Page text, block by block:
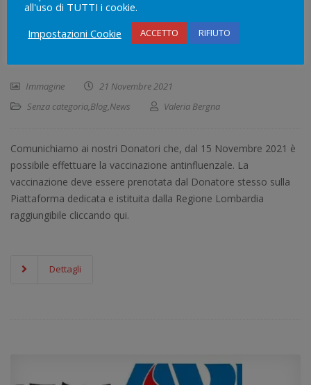
VACCINO ANTINFLUENZALE PER I DONATORI DI
Immagine
21 Novembre 2021
Senza categoria,Blog,News Valeria Bergna
Comunichiamo ai nostri Donatori che, dal 15 Novembre 2021 è
possibile effettuare la vaccinazione antinfluenzale. La
vaccinazione deve essere prenotata dal Donatore stesso sulla
Piattaforma dedicata e istituita dalla Regione Lombardia
raggiungibile cliccando qui.
Dettagli
all'uso di TUTTI i cookie.
Impostazioni Cookie
ACCETTO RIFIUTO